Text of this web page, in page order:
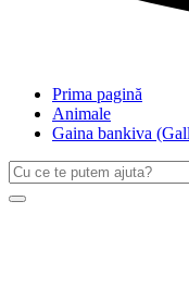
Prima pagină
Animale
Gaina bankiva
Caută
după:
Search